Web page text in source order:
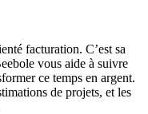
facturation. C’est sa
vous aide à suivre
ce temps en argent.
de projets, et les